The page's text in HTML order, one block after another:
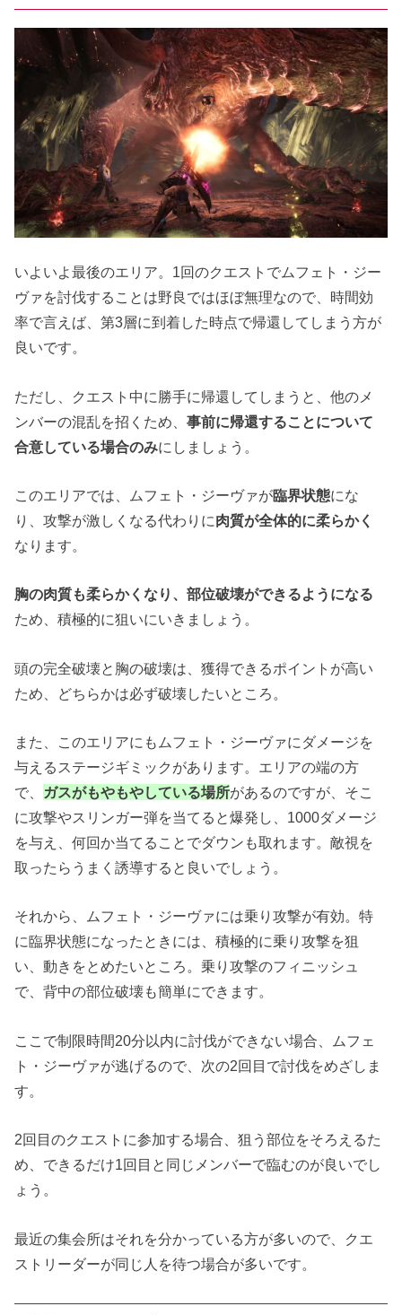
いよいよ最後のエリア。1回のクエストでムフェト・ジー
ヴァを討伐することは野良ではほぼ無理なので、時間効
率で言えば、第3層に到着した時点で帰還してしまう方が
良いです。
ただし、クエスト中に勝手に帰還してしまうと、他のメ
ンバーの混乱を招くため、事前に帰還することについて
合意している場合のみにしましょう。
このエリアでは、ムフェト・ジーヴァが臨界状態にな
り、攻撃が激しくなる代わりに肉質が全体的に柔らかく
なります。
胸の肉質も柔らかくなり、部位破壊ができるようになる
ため、積極的に狙いにいきましょう。
頭の完全破壊と胸の破壊は、獲得できるポイントが高い
ため、どちらかは必ず破壊したいところ。
また、このエリアにもムフェト・ジーヴァにダメージを
与えるステージギミックがあります。エリアの端の方
で、 ガスがもやもやしている場所があるのですが、そこ
に攻撃やスリンガー弾を当てると爆発し、1000ダメージ
を与え、何回か当てることでダウンも取れます。敵視を
取ったらうまく誘導すると良いでしょう。
それから、ムフェト・ジーヴァには乗り攻撃が有効。特
に臨界状態になったときには、積極的に乗り攻撃を狙
い、動きをとめたいところ。乗り攻撃のフィニッシュ
で、背中の部位破壊も簡単にできます。
ここで制限時間20分以内に討伐ができない場合、ムフェ
ト・ジーヴァが逃げるので、次の2回目で討伐をめざしま
す。
2回目のクエストに参加する場合、狙う部位をそろえるた
め、できるだけ1回目と同じメンバーで臨むのが良いでし
ょう。
最近の集会所はそれを分かっている方が多いので、クエ
ストリーダーが同じ人を待つ場合が多いです。